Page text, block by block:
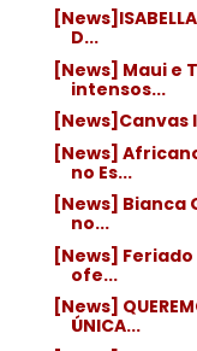
D...
[News] Maui e
intensos...
[News]Canvas
[News]
no Es...
[News] Bianca
no...
[News]
ofe...
[News]
ÚNICA...